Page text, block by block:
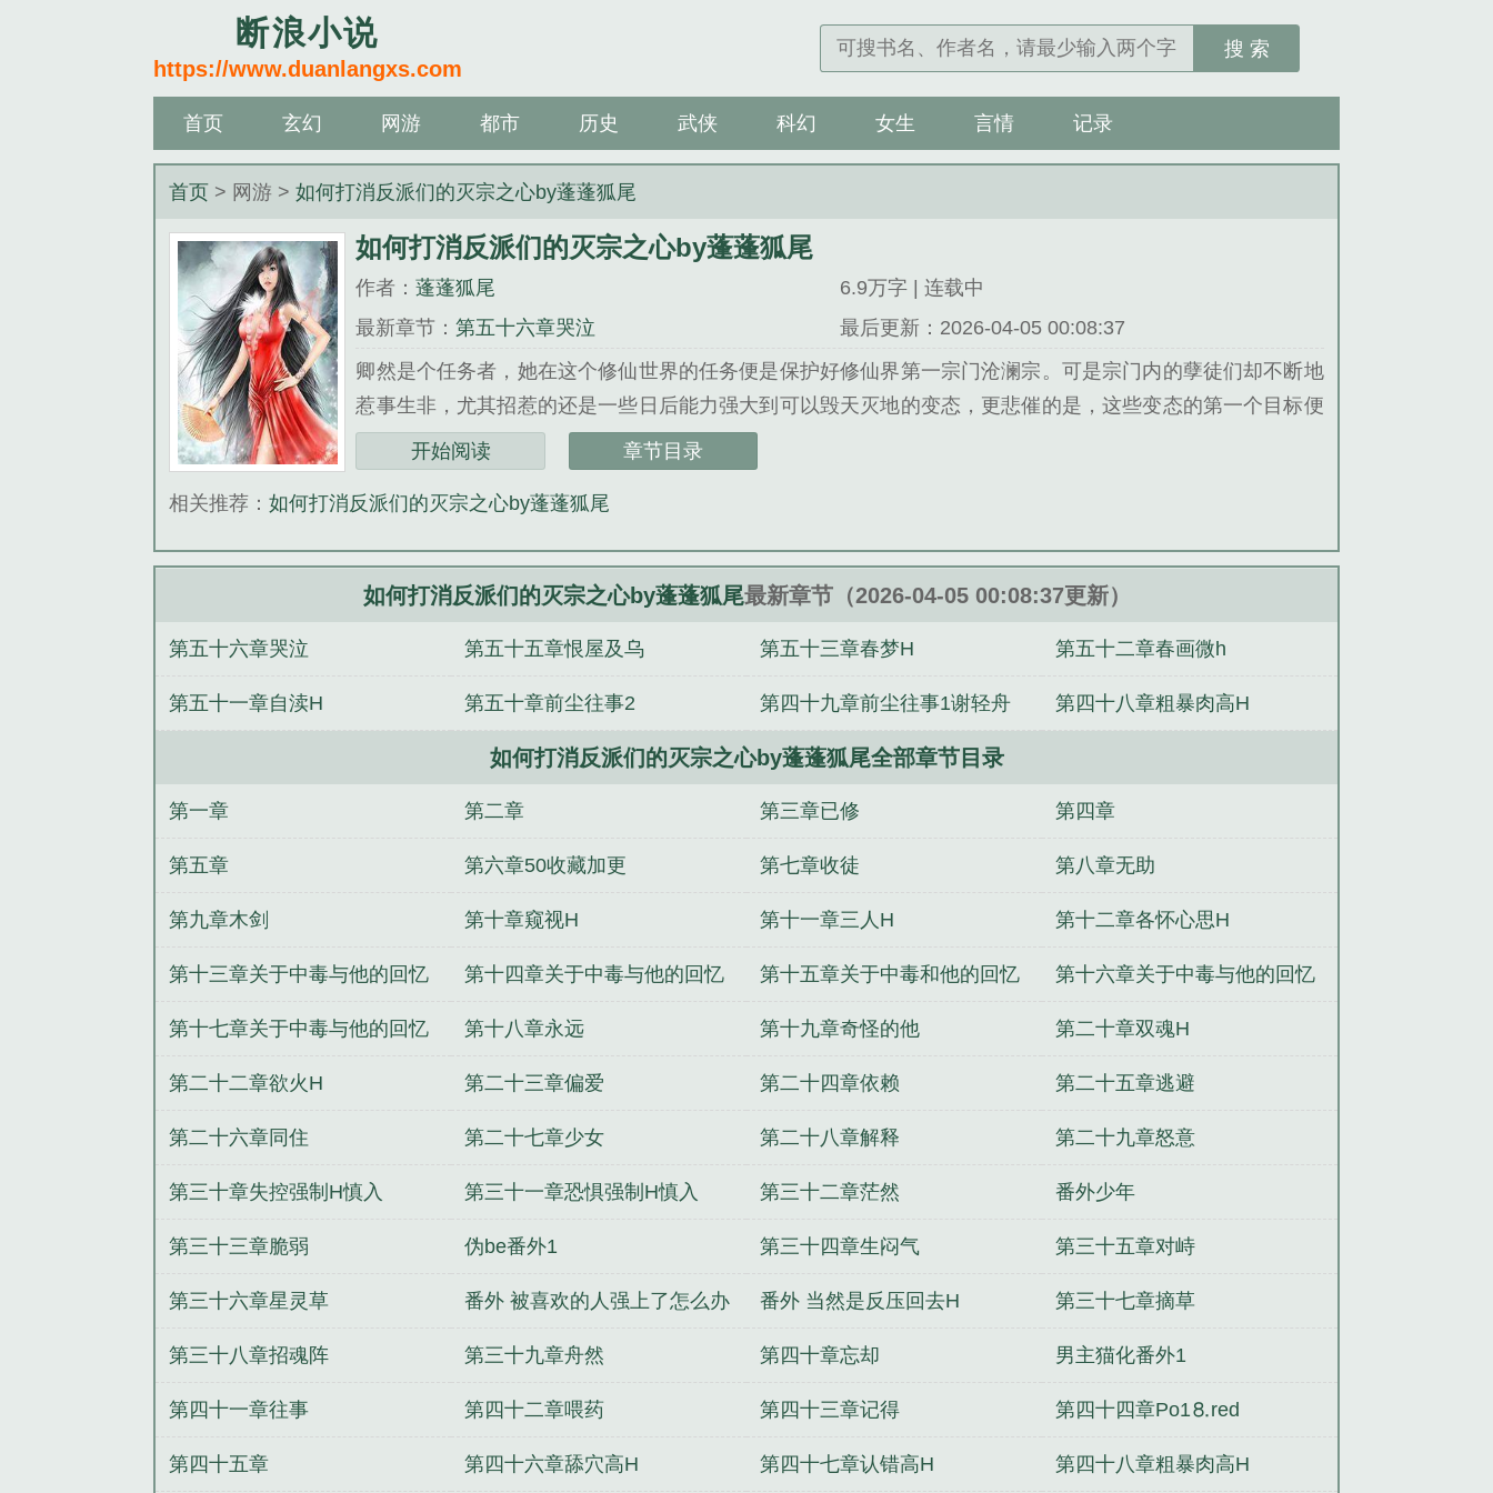
断浪小说
https://www.duanlangxs.com
搜 索
首页 玄幻 网游 都市 历史 武侠 科幻 女生 言情 记录
首页 > 网游 >如何打消反派们的灭宗之心by蓬蓬狐尾
如何打消反派们的灭宗之心by蓬蓬狐尾
作者：蓬蓬狐尾
6.9万字 | 连载中
最新章节：第五十六章哭泣
最后更新：2026-04-05 00:08:37
卿然是个任务者，她在这个修仙世界的任务便是保护好修仙界第一宗门沧澜宗。可是宗门内的孽徒们却不断地
惹事生非，尤其招惹的还是一些日后能力强大到可以毁天灭地的变态，更悲催的是，这些变态的第一个目标便
是血洗沧澜宗。为了避免宗门被灭的惨案，卿然只好亲自去安抚这些变态们。在她以为任务完成，可以功成身
退之时，身后却响起了几个男人的声音。变态们：你走之时，便是沧澜宗所有弟子殒命之时。卿然：……...
《如何打消反派们的灭宗之心by蓬蓬狐尾》是蓬蓬狐尾精心创作的网游类小说。
开始阅读 章节目录
相关推荐：如何打消反派们的灭宗之心by蓬蓬狐尾
如何打消反派们的灭宗之心by蓬蓬狐尾最新章节（2026-04-05 00:08:37更新）
第五十六章哭泣 第五十五章恨屋及乌 第五十三章春梦H 第五十二章春画微h
第五十一章自渎H 第五十章前尘往事2 第四十九章前尘往事1谢轻舟
篇
第四十八章粗暴肉高H
如何打消反派们的灭宗之心by蓬蓬狐尾全部章节目录
第一章 第二章 第三章已修 第四章
第五章 第六章50收藏加更 第七章收徒 第八章无助
第九章木剑 第十章窥视H 第十一章三人H 第十二章各怀心思H
第十三章关于中毒与他的回忆
1萧无涯篇
第十四章关于中毒与他的回忆
2
第十五章关于中毒和他的回忆
3
第十六章关于中毒与他的回忆
4
第十七章关于中毒与他的回忆
5微H
第十八章永远 第十九章奇怪的他 第二十章双魂H
第二十二章欲火H 第二十三章偏爱 第二十四章依赖 第二十五章逃避
第二十六章同住 第二十七章少女 第二十八章解释 第二十九章怒意
第三十章失控强制H慎入 第三十一章恐惧强制H慎入 第三十二章茫然 番外少年
第三十三章脆弱 伪be番外1 第三十四章生闷气 第三十五章对峙
第三十六章星灵草 番外 被喜欢的人强上了怎么办
H
番外 当然是反压回去H 第三十七章摘草
第三十八章招魂阵 第三十九章舟然 第四十章忘却 男主猫化番外1
第四十一章往事 第四十二章喂药 第四十三章记得 第四十四章Рo1⒏red
第四十五章 第四十六章舔穴高H 第四十七章认错高H 第四十八章粗暴肉高H